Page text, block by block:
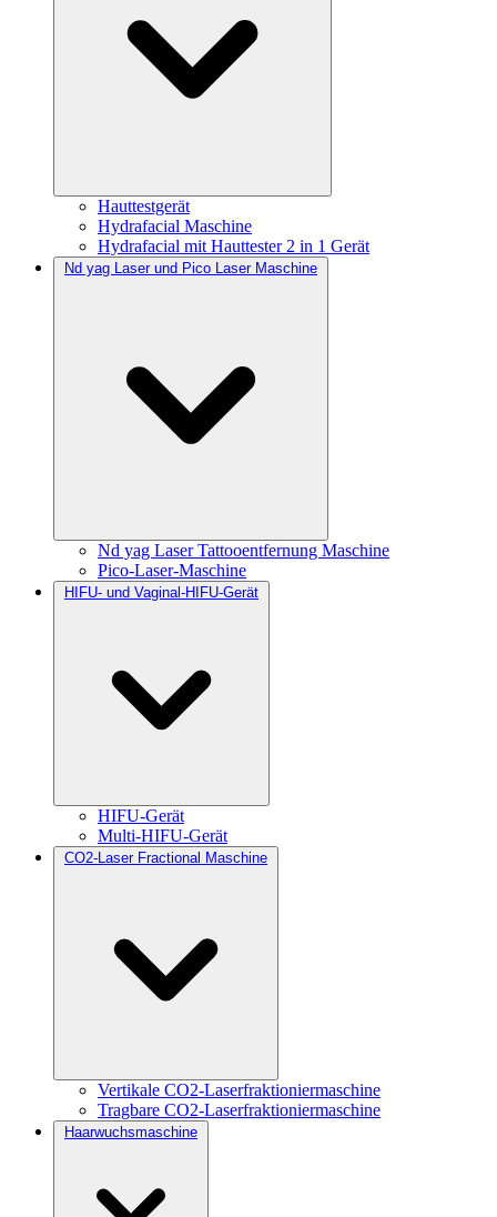
Hauttestgerät
Hydrafacial Maschine
Hydrafacial mit Hauttester 2 in 1 Gerät
Nd yag Laser und Pico Laser Maschine
Nd yag Laser Tattooentfernung Maschine
Pico-Laser-Maschine
HIFU- und Vaginal-HIFU-Gerät
HIFU-Gerät
Multi-HIFU-Gerät
CO2-Laser Fractional Maschine
Vertikale CO2-Laserfraktioniermaschine
Tragbare CO2-Laserfraktioniermaschine
Haarwuchsmaschine